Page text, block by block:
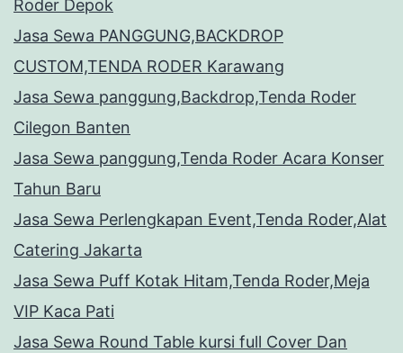
Roder Depok
Jasa Sewa PANGGUNG,BACKDROP
CUSTOM,TENDA RODER Karawang
Jasa Sewa panggung,Backdrop,Tenda Roder
Cilegon Banten
Jasa Sewa panggung,Tenda Roder Acara Konser
Tahun Baru
Jasa Sewa Perlengkapan Event,Tenda Roder,Alat
Catering Jakarta
Jasa Sewa Puff Kotak Hitam,Tenda Roder,Meja
VIP Kaca Pati
Jasa Sewa Round Table kursi full Cover Dan